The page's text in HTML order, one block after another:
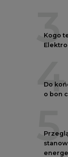
3
Kogo
4
Do
o bon
5